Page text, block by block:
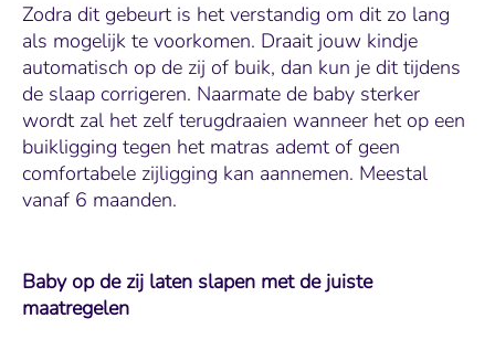
Zodra dit gebeurt is het verstandig om dit zo lang
als mogelijk te voorkomen. Draait jouw kindje
automatisch op de zij of buik, dan kun je dit tijdens
de slaap corrigeren. Naarmate de baby sterker
wordt zal het zelf terugdraaien wanneer het op een
buikligging tegen het matras ademt of geen
comfortabele zijligging kan aannemen. Meestal
vanaf 6 maanden.
Baby op de zij laten slapen met de juiste
maatregelen